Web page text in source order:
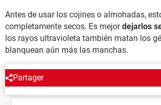
Antes de usar los cojines o almohadas,
completamente secos. Es mejordejarlos
los rayos ultravioleta también matan los
blanquean aún más las manchas.
Partager
NEWSLETTER